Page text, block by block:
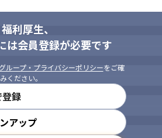
ことが、
務める「勉強会」の推進も行っています！
利厚生、
は会員登録が必要です
ループ・プライバシーポリシーをご確
ください。
録
アップ